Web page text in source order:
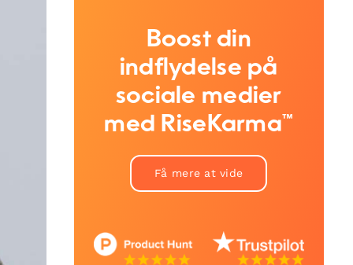
Boost din
indflydelse på
sociale medier
med RiseKarma™
Få mere at vide